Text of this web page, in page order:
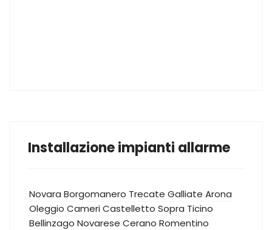
Installazione impianti allarme
Novara Borgomanero Trecate Galliate Arona
Oleggio CameriCastelletto Sopra Ticino
Bellinzago Novarese Cerano Romentino